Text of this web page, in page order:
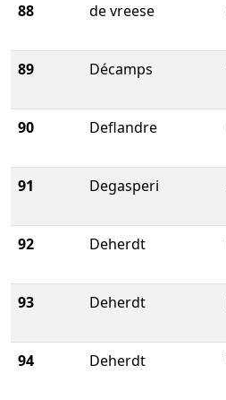
88 de vreese
89 Décamps
90 Deflandre
91 Degasperi
92 Deherdt
93 Deherdt
94 Deherdt